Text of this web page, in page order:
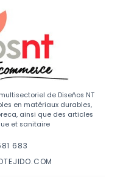
de Diseños NT
en matériaux durables,
ainsi que des articles
et sanitaire
683